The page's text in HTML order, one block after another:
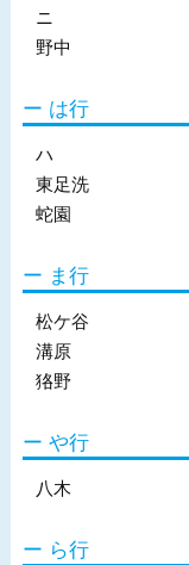
ニ
野中
は行
ハ
東足洗
蛇園
ま行
松ケ谷
溝原
狢野
や行
八木
ら行